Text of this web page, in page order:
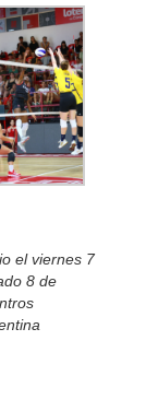
el viernes 7
8 de